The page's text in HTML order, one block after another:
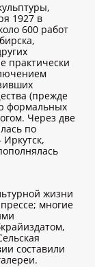
1927 в
600 работ
практически
(прежде
формальных
Через две
по
жизни
многие
составили